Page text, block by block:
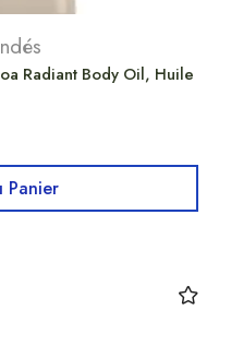
Radiant Body Oil, Huile
Panier